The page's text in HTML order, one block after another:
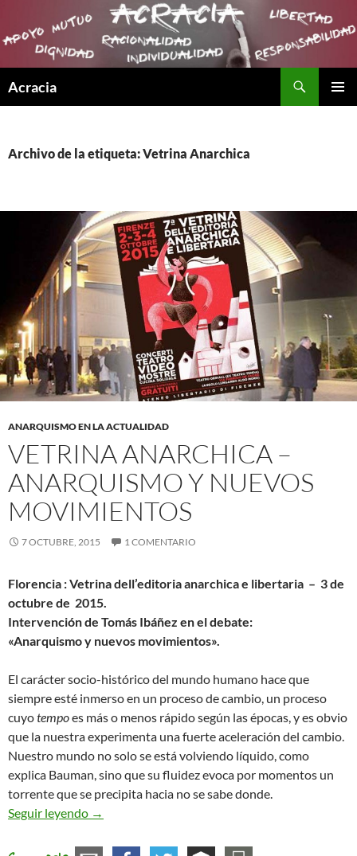
Acracia
Archivo de la etiqueta: Vetrina Anarchica
ANARQUISMO EN LA ACTUALIDAD
VETRINA ANARCHICA –
ANARQUISMO Y NUEVOS
MOVIMIENTOS
7 OCTUBRE, 2015 1 COMENTARIO
Florencia : Vetrina dell’editoria anarchica e libertaria – 3 de
octubre de 2015.
Intervención de Tomás Ibáñez en el debate:
«Anarquismo y nuevos movimientos».
El carácter socio-histórico del mundo humano hace que
siempre esté inmerso en un proceso de cambio, un proceso
cuyotempoes más o menos rápido según las épocas, y es obvio
que la nuestra experimenta una fuerte aceleración del cambio.
Nuestro mundo no solo se está volviendo líquido, como
explica Bauman, sino que su fluidez evoca por momentos un
torrente que se precipita hacia no se sabe donde.
Seguir leyendo Vetrina Anarchica – Anarquismo y nuevos
→